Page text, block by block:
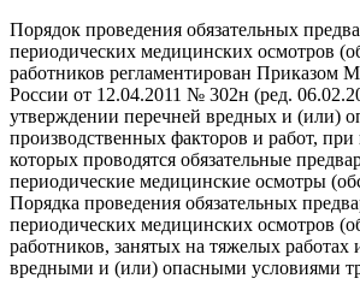
Порядок проведения обязательных
периодических медицинских осмотров
работников регламентирован Приказом
России от 12.04.2011 № 302н (ред.
утверждении перечней вредных и (или)
производственных факторов и работ,
которых проводятся обязательные
периодические медицинские осмотры
Порядка проведения обязательных
периодических медицинских осмотров
работников, занятых на тяжелых работах
вредными и (или) опасными условиями